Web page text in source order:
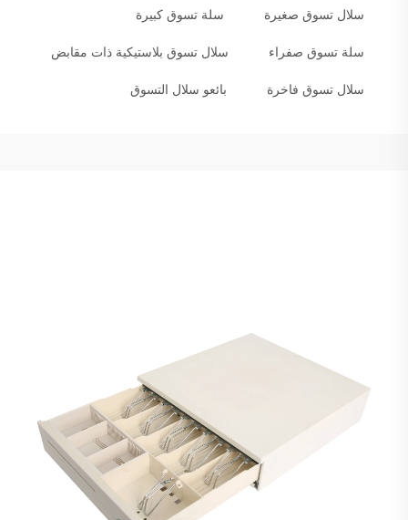
سلال تسوق صغيرة سلة تسوق كبيرة
سلة تسوق صفراء سلال تسوق بلاستيكية ذات مقابض
سلال تسوق فاخرة بائعو سلال التسوق